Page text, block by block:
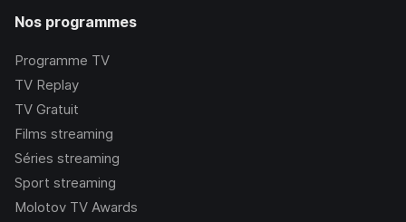
Nos programmes
Programme TV
TV Replay
TV Gratuit
Films streaming
Séries streaming
Sport streaming
Molotov TV Awards